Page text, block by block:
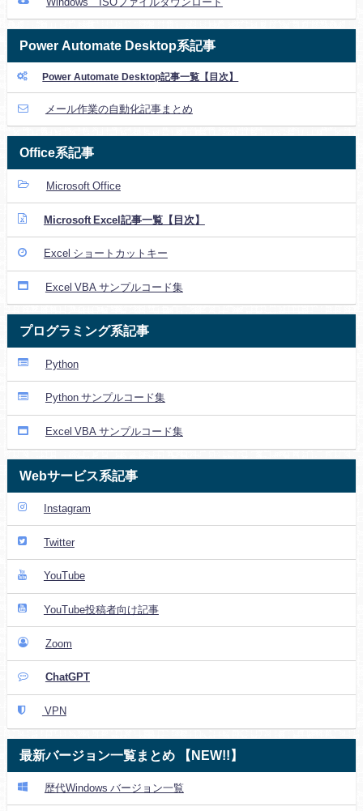
Power Automate Desktop系記事
Power Automate Desktop記事一覧【目次】
メール作業の自動化記事まとめ
Office系記事
Microsoft Office
Microsoft Excel記事一覧【目次】
Excel ショートカットキー
Excel VBA サンプルコード集
プログラミング系記事
Python
Python サンプルコード集
Excel VBA サンプルコード集
Webサービス系記事
Instagram
Twitter
YouTube
YouTube投稿者向け記事
Zoom
ChatGPT
VPN
最新バージョン一覧まとめ 【NEW!!】
歴代Windows バージョン一覧